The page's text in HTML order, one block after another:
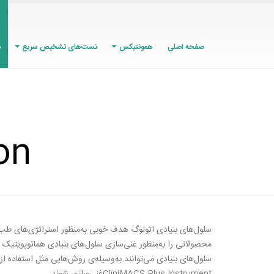
صفحه اصلی همونتیکس تست‌های تشخیص سریع
محصولاتی را به‌منظور غنی‌سازی سلول‌های بنیادی